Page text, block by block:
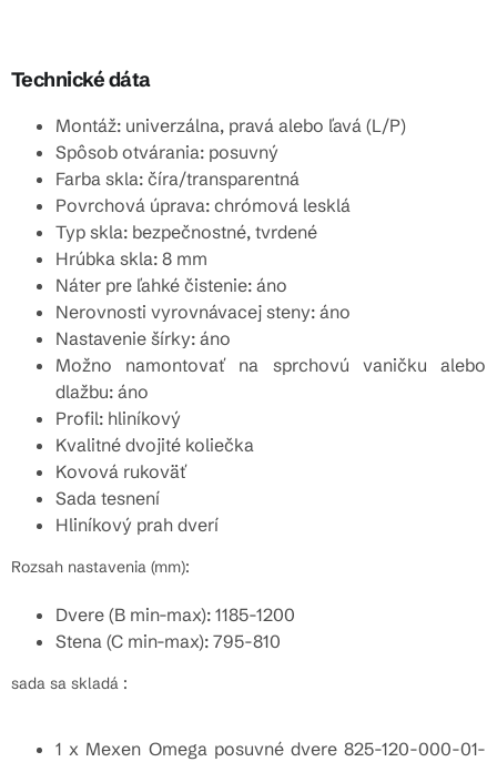
Technické dáta
Montáž: univerzálna, pravá alebo ľavá (L/P)
Spôsob otvárania: posuvný
Farba skla: číra/transparentná
Povrchová úprava: chrómová lesklá
Typ skla: bezpečnostné, tvrdené
Hrúbka skla: 8 mm
Náter pre ľahké čistenie: áno
Nerovnosti vyrovnávacej steny: áno
Nastavenie šírky: áno
Možno namontovať na sprchovú vaničku alebo
dlažbu: áno
Profil: hliníkový
Kvalitné dvojité koliečka
Kovová rukoväť
Sada tesnení
Hliníkový prah dverí
Rozsah nastavenia (mm):
Dvere (B min-max): 1185-1200
Stena (C min-max): 795-810
sada sa skladá :
1 x Mexen Omega posuvné dvere 825-120-000-01-